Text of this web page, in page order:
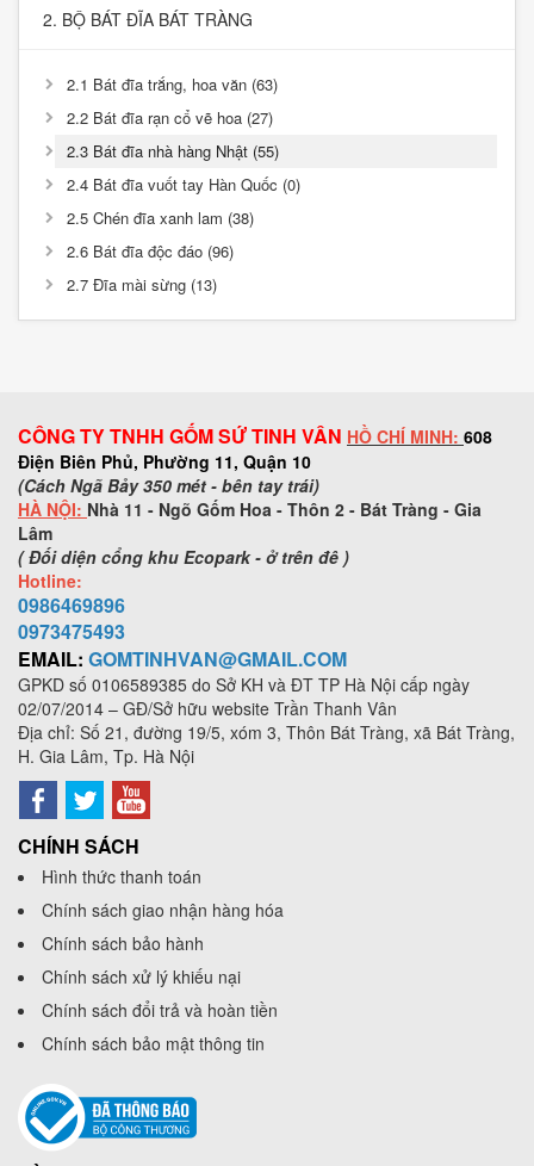
2. BỘ BÁT ĐĨA BÁT TRÀNG
2.1 Bát đĩa trắng, hoa văn (63)
2.2 Bát đĩa rạn cổ vẽ hoa (27)
2.3 Bát đĩa nhà hàng Nhật (55)
2.4 Bát đĩa vuốt tay Hàn Quốc (0)
2.5 Chén đĩa xanh lam (38)
2.6 Bát đĩa độc đáo (96)
2.7 Đĩa mài sừng (13)
CÔNG TY TNHH GỐM SỨ TINH VÂN HỒ CHÍ MINH: 608
Điện Biên Phủ, Phường 11, Quận 10
(Cách Ngã Bảy 350 mét - bên tay trái)
HÀ NỘI: Nhà 11 - Ngõ Gốm Hoa - Thôn 2 - Bát Tràng - Gia
Lâm
( Đối diện cổng khu Ecopark - ở trên đê )
Hotline:
0986469896
0973475493
EMAIL: GOMTINHVAN@GMAIL.COM
GPKD số 0106589385 do Sở KH và ĐT TP Hà Nội cấp ngày
02/07/2014 – GĐ/Sở hữu website Trần Thanh Vân
Địa chỉ: Số 21, đường 19/5, xóm 3, Thôn Bát Tràng, xã Bát Tràng,
H. Gia Lâm, Tp. Hà Nội
CHÍNH SÁCH
Hình thức thanh toán
Chính sách giao nhận hàng hóa
Chính sách bảo hành
Chính sách xử lý khiếu nại
Chính sách đổi trả và hoàn tiền
Chính sách bảo mật thông tin